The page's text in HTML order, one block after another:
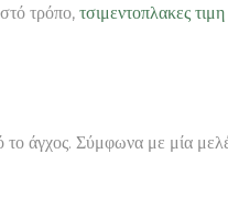
τρόπο, τσιμεντοπλακες τιμη
άγχος. Σύμφωνα με μία